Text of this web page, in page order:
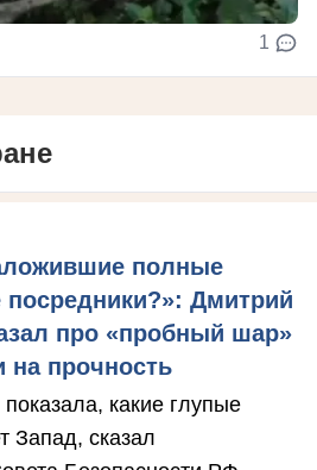
1
полные
Дмитрий
про «пробный шар»
на прочность
какие глупые
Запад, сказал